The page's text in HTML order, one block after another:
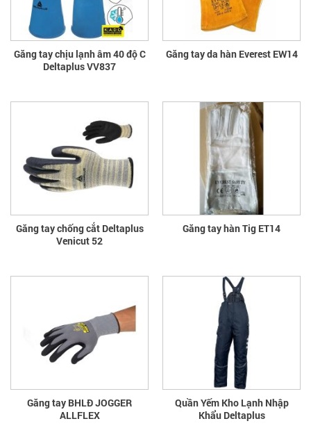
Găng tay chịu lạnh âm 40 độ C
Deltaplus VV837
Găng tay da hàn Everest EW14
Găng tay chống cắt Deltaplus
Venicut 52
Găng tay hàn Tig ET14
Găng tay BHLĐ JOGGER
ALLFLEX
Quần Yếm Kho Lạnh Nhập
Khẩu Deltaplus